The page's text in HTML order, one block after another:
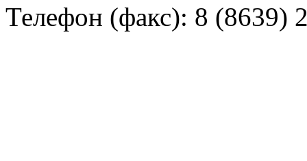
Телефон (факс): 8 (8639)